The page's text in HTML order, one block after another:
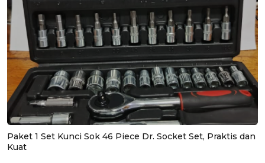
Paket 1 Set Kunci Sok 46 Piece Dr. Socket Set, Praktis dan
Kuat